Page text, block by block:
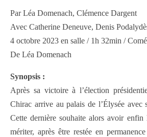
Par Léa Domenach, Clémence Dargent
Avec Catherine Deneuve, Denis
4 octobre 2023 en salle / 1h 32min /
De Léa Domenach
Synopsis :
Après sa victoire à l’élection
Chirac arrive au palais de l’Élysée avec
Cette dernière souhaite alors avoir enfin
mériter, après être restée en